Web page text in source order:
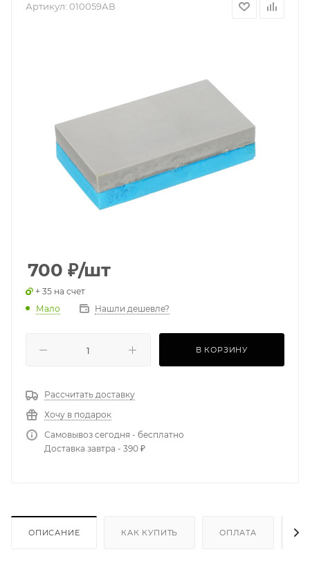
Артикул: 010059АВ
700 ₽/шт
+ 35 на счет
Мало
Нашли дешевле?
В КОРЗИНУ
Рассчитать доставку
Хочу в подарок
Самовывоз сегодня - бесплатно
Доставка завтра - 390 ₽
ОПИСАНИЕ КАК КУПИТЬ ОПЛАТА